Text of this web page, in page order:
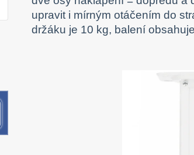
upravit i mírným otáčením do
držáku je 10 kg, balení